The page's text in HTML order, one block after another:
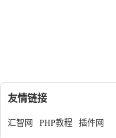
友情链接
汇智网 PHP教程 插件网